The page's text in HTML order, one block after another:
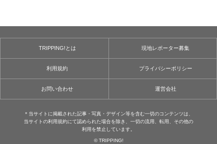
TRIPPING!とは 現地レポーター募集
利用規約 プライバシーポリシー
お問い合わせ 運営会社
＊当サイトに掲載された記事・写真・デザイン等を含む⼀切のコンテンツは、
当サイトの利用規約にて認められた場合を除き、⼀切の流用、転⽤、その他の
利用を禁⽌しています。
© TRIPPING!